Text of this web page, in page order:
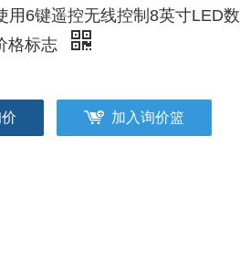
用6键遥控无线控制8英寸LED
格标志
加入询价篮